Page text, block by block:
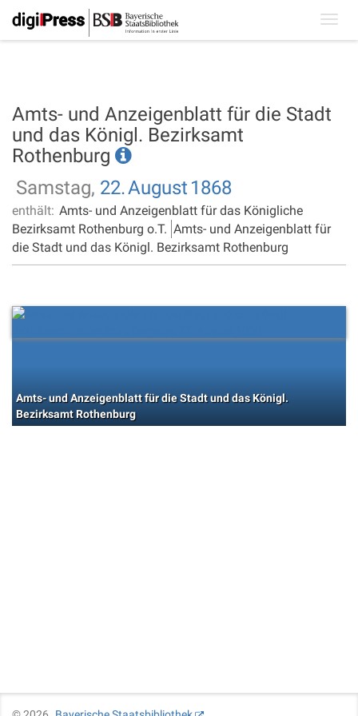
Amts- und Anzeigenblatt für die Stadt
und das Königl. Bezirksamt
Rothenburg
Samstag, 22.August 1868
enthält: Amts- und Anzeigenblatt für das Königliche
Bezirksamt Rothenburg o.T. Amts- und Anzeigenblatt für
die Stadt und das Königl. Bezirksamt Rothenburg
Amts- und Anzeigenblatt für die Stadt und das Königl.
Bezirksamt Rothenburg